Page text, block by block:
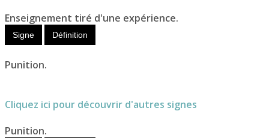
Enseignement tiré d'une expérience.
Signe Définition
Punition.
Cliquez ici pour découvrir d'autres signes
Punition.